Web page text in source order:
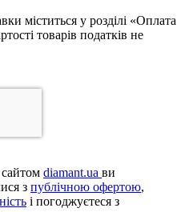
міститься у розділі «Оплата
товарів податків не
diamant.ua ви
з публічною офертою,
і погоджуєтеся з